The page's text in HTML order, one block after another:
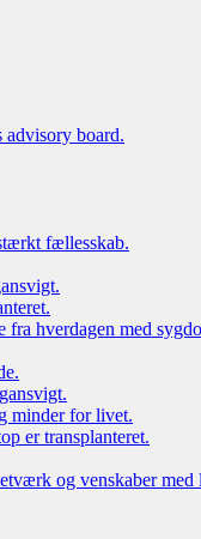
advisory board.
fællesskab.
fra hverdagen med
minder for livet.
er transplanteret.
og venskaber med